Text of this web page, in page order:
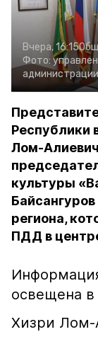
Вчера, 16:15
Фото:
Республики
Лом-
культуры
региона,
ПДД в
освещена в
Хизри Лом-